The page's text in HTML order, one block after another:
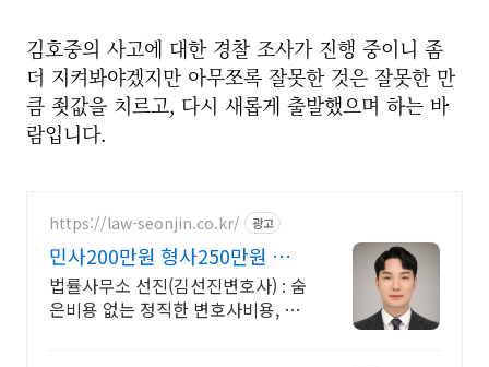
김호중의 사고에 대한 경찰 조사가 진행 중이니 좀
더 지켜봐야겠지만 아무쪼록 잘못한 것은 잘못한 만
큼 죗값을 치르고, 다시 새롭게 출발했으며 하는 바
람입니다.
https://law-seonjin.co.kr/ 광고
민사200만원 형사250만원 변호
사선임비용 수임료 정찰제
법률사무소 선진(김선진변호사) : 숨
은비용 없는 정직한 변호사비용, 수